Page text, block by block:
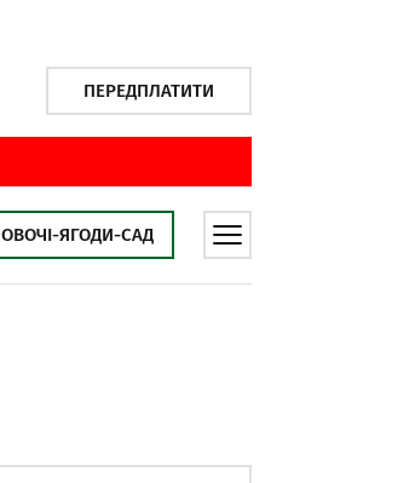
ПЕРЕДПЛАТИТИ
ОВОЧІ-ЯГОДИ-САД